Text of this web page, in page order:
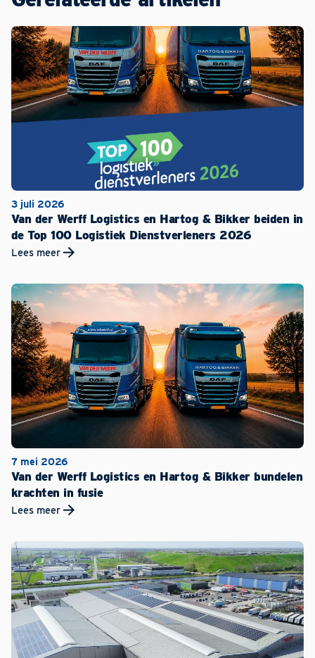
3 juli 2026
Van der Werff Logistics en Hartog & Bikker beiden in
de Top 100 Logistiek Dienstverleners 2026
Lees meer
7 mei 2026
Van der Werff Logistics en Hartog & Bikker bundelen
krachten in fusie
Lees meer